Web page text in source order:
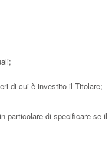
di cui è investito il Titolare;
particolare di specificare se